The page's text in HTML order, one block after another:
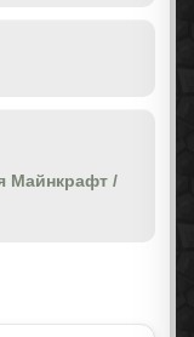
Майнкрафт /